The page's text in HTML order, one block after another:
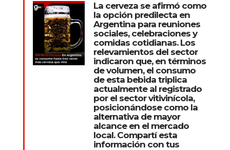
La cerveza se afirmó como
la opción predilecta en
Argentina para reuniones
sociales, celebraciones y
comidas cotidianas. Los
relevamientos del sector
indicaron que, en términos
de volumen, el consumo
de esta bebida triplica
actualmente al registrado
por el sector vitivinícola,
posicionándose como la
alternativa de mayor
alcance en el mercado
local. Compartí esta
información con tus